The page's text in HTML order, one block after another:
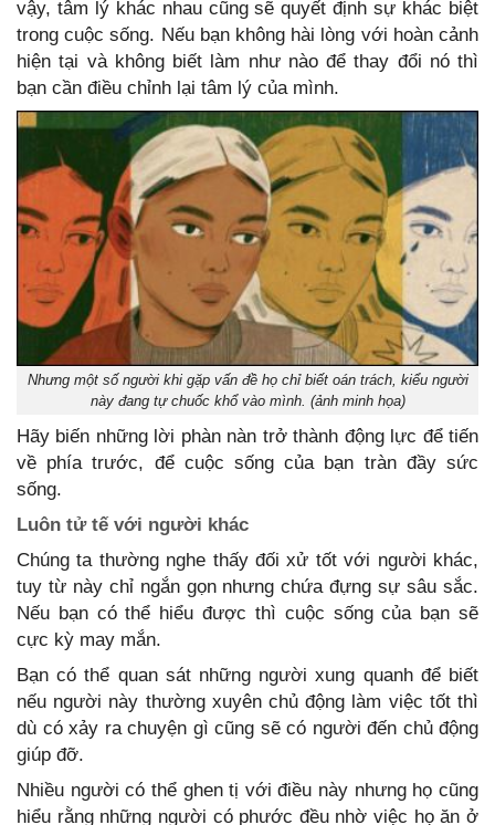
vậy, tâm lý khác nhau cũng sẽ quyết định sự khác biệt
trong cuộc sống. Nếu bạn không hài lòng với hoàn cảnh
hiện tại và không biết làm như nào để thay đổi nó thì
bạn cần điều chỉnh lại tâm lý của mình.
Nhưng một số người khi gặp vấn đề họ chỉ biết oán trách, kiểu người
này đang tự chuốc khổ vào mình. (ảnh minh họa)
Hãy biến những lời phàn nàn trở thành động lực để tiến
về phía trước, để cuộc sống của bạn tràn đầy sức
sống.
Luôn tử tế với người khác
Chúng ta thường nghe thấy đối xử tốt với người khác,
tuy từ này chỉ ngắn gọn nhưng chứa đựng sự sâu sắc.
Nếu bạn có thể hiểu được thì cuộc sống của bạn sẽ
cực kỳ may mắn.
Bạn có thể quan sát những người xung quanh để biết
nếu người này thường xuyên chủ động làm việc tốt thì
dù có xảy ra chuyện gì cũng sẽ có người đến chủ động
giúp đỡ.
Nhiều người có thể ghen tị với điều này nhưng họ cũng
hiểu rằng những người có phước đều nhờ việc họ ăn ở